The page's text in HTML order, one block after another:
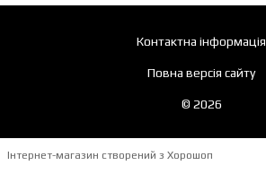
Контактна інформація
Повна версія сайту
© 2026
Інтернет-магазин створений з Хорошоп